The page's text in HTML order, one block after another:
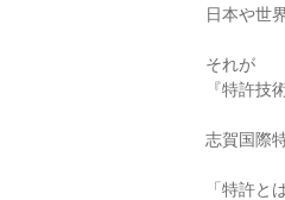
日本や世
それが
『特許技
志賀国際
「特許と